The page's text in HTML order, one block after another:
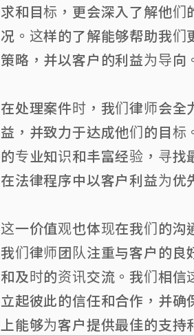
求和目标，更会深入了解他们
况。这样的了解能够帮助我们
策略，并以客户的利益为导向
在处理案件时，我们律师会全
益，并致力于达成他们的目标
的专业知识和丰富经验，寻找
在法律程序中以客户利益为优
这一价值观也体现在我们的沟
我们律师团队注重与客户的良
和及时的资讯交流。我们相信
立起彼此的信任和合作，并确
上能够为客户提供最佳的支持